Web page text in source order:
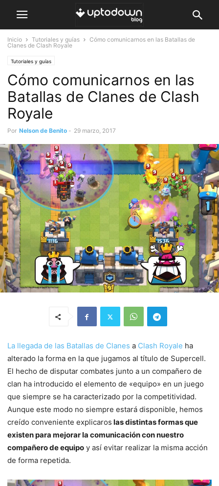
Inicio Tutoriales y guías
Cómo comunicarnos en las Batallas de
Clanes de Clash Royale
Tutoriales y guías
Cómo comunicarnos en las
Batallas de Clanes de Clash
Royale
Por Nelson de Benito - 29 marzo, 2017
La llegada de las Batallas de Clanes a Clash Royale ha
alterado la forma en la que jugamos al título de Supercell.
El hecho de disputar combates junto a un compañero de
clan ha introducido el elemento de «equipo» en un juego
que siempre se ha caracterizado por la competitividad.
Aunque este modo no siempre estará disponible, hemos
creído conveniente explicaros las distintas formas que
existen para mejorar la comunicación con nuestro
compañero de equipo y así evitar realizar la misma acción
de forma repetida.